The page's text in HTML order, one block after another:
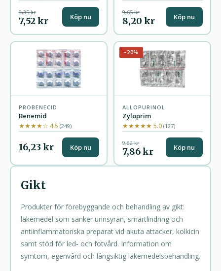
8,35 kr
7,52 kr Köp nu
9,65 kr
8,20 kr Köp nu
PROBENECID
Benemid
★★★★☆ 4.5 (249)
16,23 kr Köp nu
−20%
ALLOPURINOL
Zyloprim
★★★★★ 5.0 (127)
9,82 kr
7,86 kr Köp nu
Gikt
Produkter för förebyggande och behandling av gikt:
läkemedel som sänker urinsyran, smärtlindring och
antiinflammatoriska preparat vid akuta attacker, kolkicin
samt stöd för led- och fotvård. Information om
symtom, egenvård och långsiktig läkemedelsbehandling.